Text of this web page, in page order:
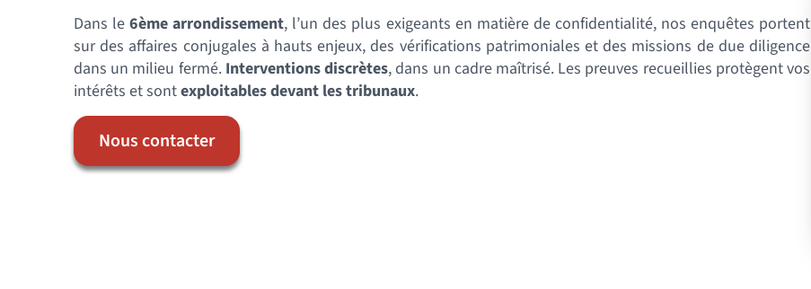
Dans le6ème arrondissement, l’un des plus exigeants en matière de confidentialité, nos enquêtes portent
sur des affaires conjugales à hauts enjeux, des vérifications patrimoniales et des missions de due diligence
dans un milieu fermé. Interventions discrètes, dans un cadre maîtrisé. Les preuves recueillies protègent vos
intérêts et sontexploitables devant les tribunaux.
Nous contacter